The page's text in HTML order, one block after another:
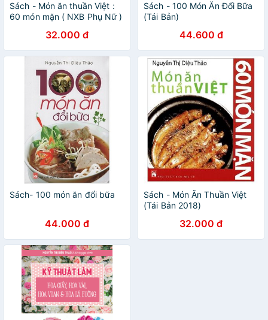
Sách - Món ăn thuần Việt :
60 món mặn ( NXB Phụ Nữ )
32.000 đ
Sách - 100 Món Ăn Đổi Bữa
(Tái Bản)
44.600 đ
Sách- 100 món ăn đổi bữa
44.000 đ
Sách - Món Ăn Thuần Việt
(Tái Bản 2018)
32.000 đ